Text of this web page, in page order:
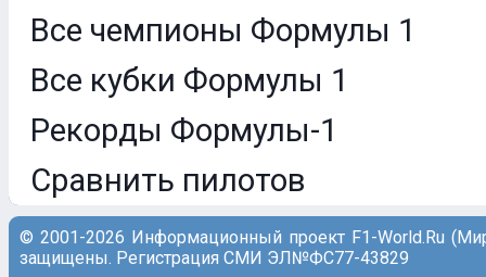
Все чемпионы Формулы 1
Все кубки Формулы 1
Рекорды Формулы-1
Сравнить пилотов
© 2001-2026 Информационный проект F1-World.Ru
защищены. Регистрация СМИ ЭЛ№ФС77-43829